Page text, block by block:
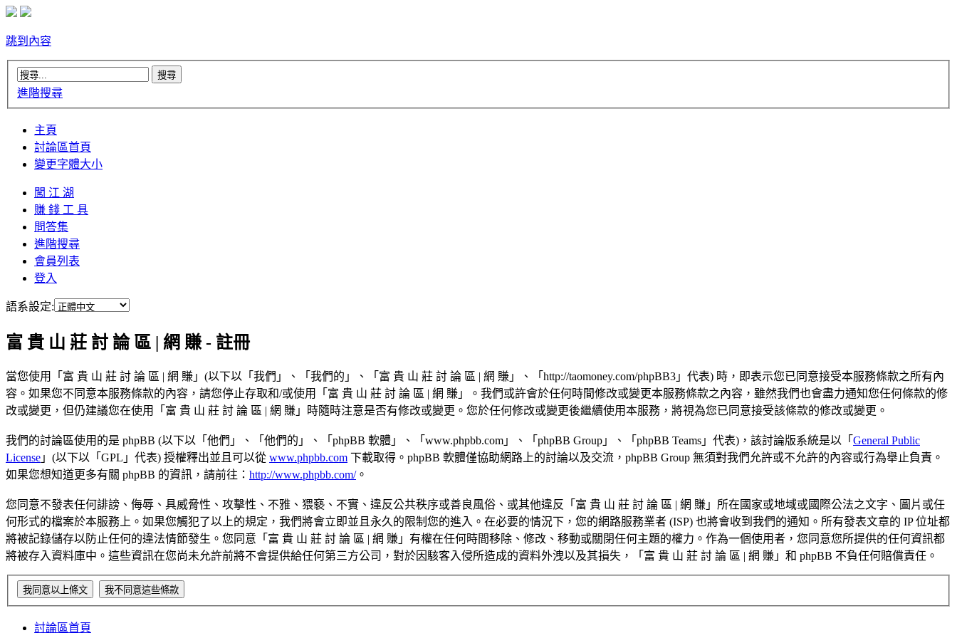
跳到內容
進階搜尋
主頁
討論區首頁
變更字體大小
闖 江 湖
賺 錢 工 具
問答集
進階搜尋
會員列表
登入
語系設定:
富 貴 山 莊 討 論 區 | 網 賺 - 註冊
當您使用「富 貴 山 莊 討 論 區 | 網 賺」(以下以「我們」、「我們的」、「富 貴 山 莊 討 論 區 | 網 賺」、「http://taomoney.com/phpBB3」代表) 時，即表示您已同意接受本服務條款之所有內
容。如果您不同意本服務條款的內容，請您停止存取和/或使用「富 貴 山 莊 討 論 區 | 網 賺」。我們或許會於任何時間修改或變更本服務條款之內容，雖然我們也會盡力通知您任何條款的修
改或變更，但仍建議您在使用「富 貴 山 莊 討 論 區 | 網 賺」時隨時注意是否有修改或變更。您於任何修改或變更後繼續使用本服務，將視為您已同意接受該條款的修改或變更。
我們的討論區使用的是 phpBB (以下以「他們」、「他們的」、「phpBB 軟體」、「www.phpbb.com」、「phpBB Group」、「phpBB Teams」代表)，該討論版系統是以「 General Public
License 」(以下以「GPL」代表) 授權釋出並且可以從 www.phpbb.com 下載取得。phpBB 軟體僅協助網路上的討論以及交流，phpBB Group 無須對我們允許或不允許的內容或行為舉止負責。
如果您想知道更多有關 phpBB 的資訊，請前往： http://www.phpbb.com/。
您同意不發表任何誹謗、侮辱、具威脅性、攻擊性、不雅、猥褻、不實、違反公共秩序或善良風俗、或其他違反「富 貴 山 莊 討 論 區 | 網 賺」所在國家或地域或國際公法之文字、圖片或任
何形式的檔案於本服務上。如果您觸犯了以上的規定，我們將會立即並且永久的限制您的進入。在必要的情況下，您的網路服務業者 (ISP) 也將會收到我們的通知。所有發表文章的 IP 位址都
將被記錄儲存以防止任何的違法情節發生。您同意「富 貴 山 莊 討 論 區 | 網 賺」有權在任何時間移除、修改、移動或關閉任何主題的權力。作為一個使用者，您同意您所提供的任何資訊都
將被存入資料庫中。這些資訊在您尚未允許前將不會提供給任何第三方公司，對於因駭客入侵所造成的資料外洩以及其損失，「富 貴 山 莊 討 論 區 | 網 賺」和 phpBB 不負任何賠償責任。
討論區首頁